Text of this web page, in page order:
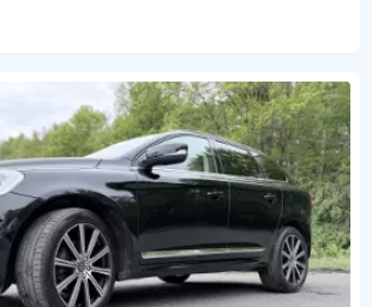
Kupiony z Kanady, po l